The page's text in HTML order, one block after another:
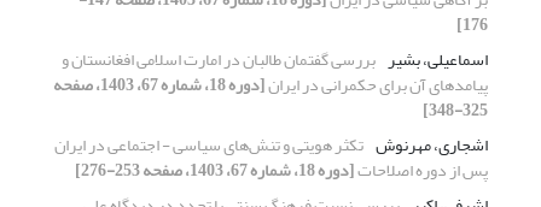
176]
اسماعیلی، بشیر بررسی گفتمان طالبان در امارت اسلامی افغانستان و
پیامدهای آن برای حکمرانی در ایران [دوره 18، شماره 67، 1403، صفحه
325-348]
اشجاری، مهرنوش تکثر هویتی و تنش‌های سیاسی - اجتماعی در ایران
پس از دوره اصلاحات[دوره 18، شماره 67، 1403، صفحه 253-276]